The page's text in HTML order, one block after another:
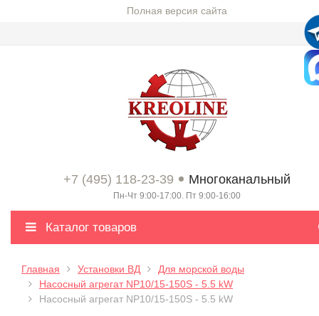
Полная версия сайта
+7 (495) 118-23-39 Многоканальный
Пн-Чт 9:00-17:00. Пт 9:00-16:00
Каталог товаров
Главная Установки ВД
Для морской воды
Насосный агрегат NP10/15-150S - 5.5 kW
Насосный агрегат NP10/15-150S - 5.5 kW